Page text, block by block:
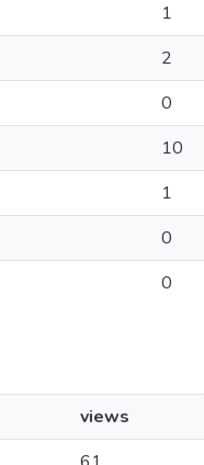
1
2
0
10
1
0
0
views